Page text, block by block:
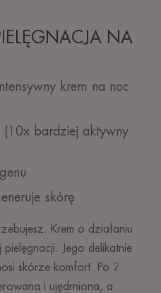
NA
krem na noc
(10x bardziej aktywny
skórę
Krem o działaniu
Jego delikatnie
skórze komfort. Po 2
i ujędrniona, a